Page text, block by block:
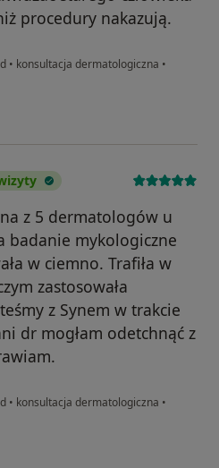
procedury nakazują.
• konsultacja dermatologiczna •
z 5 dermatologów u
badanie mykologiczne
w ciemno. Trafiła w
zastosowała
z Synem w trakcie
dr mogłam odetchnąć z
• konsultacja dermatologiczna •